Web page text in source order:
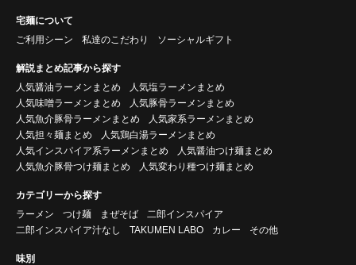
宅麺について
ご利用シーン
私達のこだわり ソーシャルギフト
解説まとめ記事から探す
人気醤油ラーメンまとめ
人気塩ラーメンまとめ
人気味噌ラーメンまとめ
人気豚骨ラーメンまとめ
人気魚介豚骨ラーメンまとめ
人気家系ラーメンまとめ
人気担々麺まとめ
人気鶏白湯ラーメンまとめ
人気インスパイア系ラーメンまとめ
人気醤油つけ麺まとめ
人気魚介豚骨つけ麺まとめ
人気変わり種つけ麺まとめ
カテゴリーから探す
ラーメン
つけ麺 まぜそば
二郎インスパイア
二郎インスパイア汁なし
TAKUMEN LABO カレー その他
味別